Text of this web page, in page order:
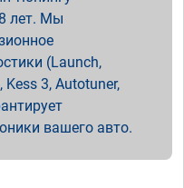
лет. Мы
(Launch,
3, Autotuner,
вашего авто.